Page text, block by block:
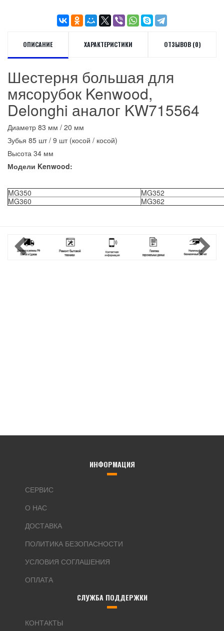
ОПИСАНИЕ ХАРАКТЕРИСТИКИ ОТЗЫВОВ (0)
Шестерня большая для
мясорубок Kenwood,
Delonghi аналог KW715564
Диаметр 83 мм / 20 мм
Зубья 85 шт / 9 шт (косой / косой)
Высота 34 мм
Модели Kenwood:
MG350
MG352
MG360
MG362
ИНФОРМАЦИЯ
СЕРВИС
О НАС
ДОСТАВКА
ПОЛИТИКА БЕЗОПАСНОСТИ
УСЛОВИЯ СОГЛАШЕНИЯ
ОПЛАТА
СЛУЖБА ПОДДЕРЖКИ
КОНТАКТЫ